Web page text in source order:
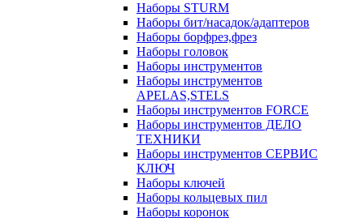
Наборы STURM
Наборы бит/насадок/адаптеров
Наборы борфрез,фрез
Наборы головок
Наборы инструментов
Наборы инструментов
APELAS,STELS
Наборы инструментов FORCE
Наборы инструментов ДЕЛО
ТЕХНИКИ
Наборы инструментов СЕРВИС
КЛЮЧ
Наборы ключей
Наборы кольцевых пил
Наборы коронок